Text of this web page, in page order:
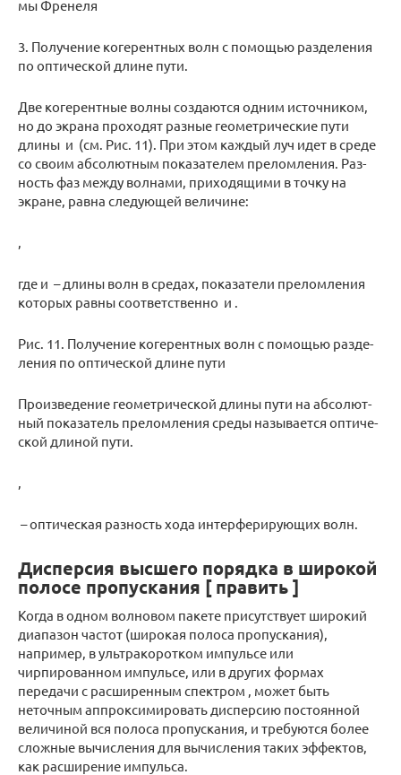
мы Фре­не­ля
3. По­лу­че­ние ко­ге­рент­ных волн с по­мо­щью раз­де­ле­ния
по оп­ти­че­ской длине пути.
Две ко­ге­рент­ные волны со­зда­ют­ся одним ис­точ­ни­ком,
но до экра­на про­хо­дят раз­ные гео­мет­ри­че­ские пути
длины и (см. Рис. 11). При этом каж­дый луч идет в среде
со своим аб­со­лют­ным по­ка­за­те­лем пре­лом­ле­ния. Раз­
ность фаз между вол­на­ми, при­хо­дя­щи­ми в точку на
экране, равна сле­ду­ю­щей ве­ли­чине:
где и – длины волн в сре­дах, по­ка­за­те­ли пре­лом­ле­ния
ко­то­рых равны со­от­вет­ствен­но и .
Рис. 11. По­лу­че­ние ко­ге­рент­ных волн с по­мо­щью раз­де­
ле­ния по оп­ти­че­ской длине пути
Про­из­ве­де­ние гео­мет­ри­че­ской длины пути на аб­со­лют­
ный по­ка­за­тель пре­лом­ле­ния среды на­зы­ва­ет­ся оп­ти­че­
ской дли­ной пути.
– оп­ти­че­ская раз­ность хода ин­тер­фе­ри­ру­ю­щих волн.
Дисперсия высшего порядка в широкой
полосе пропускания [ править ]
Когда в одном волновом пакете присутствует широкий
диапазон частот (широкая полоса пропускания),
например, в ультракоротком импульсе или
чирпированном импульсе, или в других формах
передачи с расширенным спектром , может быть
неточным аппроксимировать дисперсию постоянной
величиной вся полоса пропускания, и требуются более
сложные вычисления для вычисления таких эффектов,
как расширение импульса.